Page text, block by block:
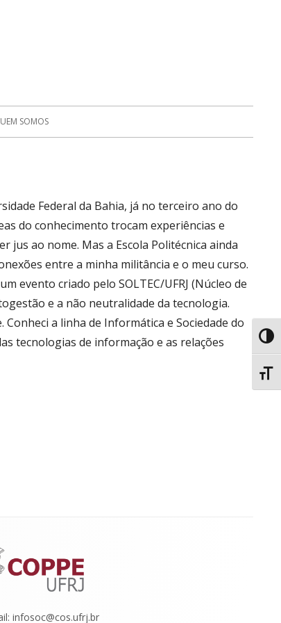
SOMOS
Federal da Bahia, já no terceiro ano do
do conhecimento trocam experiências e
jus ao nome. Mas a Escola Politécnica ainda
entre a minha militância e o meu curso.
evento criado pelo SOLTEC/UFRJ (Núcleo de
e a não neutralidade da tecnologia.
a linha de Informática e Sociedade do
tecnologias de informação e as relações
infosoc@cos.ufrj.br